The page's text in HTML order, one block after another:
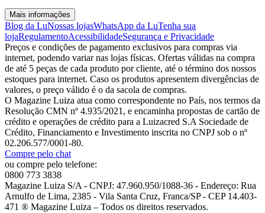
Mais informações
Blog da LuNossas lojasWhatsApp da LuTenha sua
lojaRegulamentoAcessibilidadeSegurança e Privacidade
Preços e condições de pagamento exclusivos para compras via
internet, podendo variar nas lojas físicas. Ofertas válidas na compra
de até 5 peças de cada produto por cliente, até o término dos nossos
estoques para internet. Caso os produtos apresentem divergências de
valores, o preço válido é o da sacola de compras.
O Magazine Luiza atua como correspondente no País, nos termos da
Resolução CMN nº 4.935/2021, e encaminha propostas de cartão de
crédito e operações de crédito para a Luizacred S.A Sociedade de
Crédito, Financiamento e Investimento inscrita no CNPJ sob o nº
02.206.577/0001-80.
Compre pelo chat
ou compre pelo telefone:
0800 773 3838
Magazine Luiza S/A - CNPJ: 47.960.950/1088-36 - Endereço: Rua
Arnulfo de Lima, 2385 - Vila Santa Cruz, Franca/SP - CEP 14.403-
471 ® Magazine Luiza – Todos os direitos reservados.